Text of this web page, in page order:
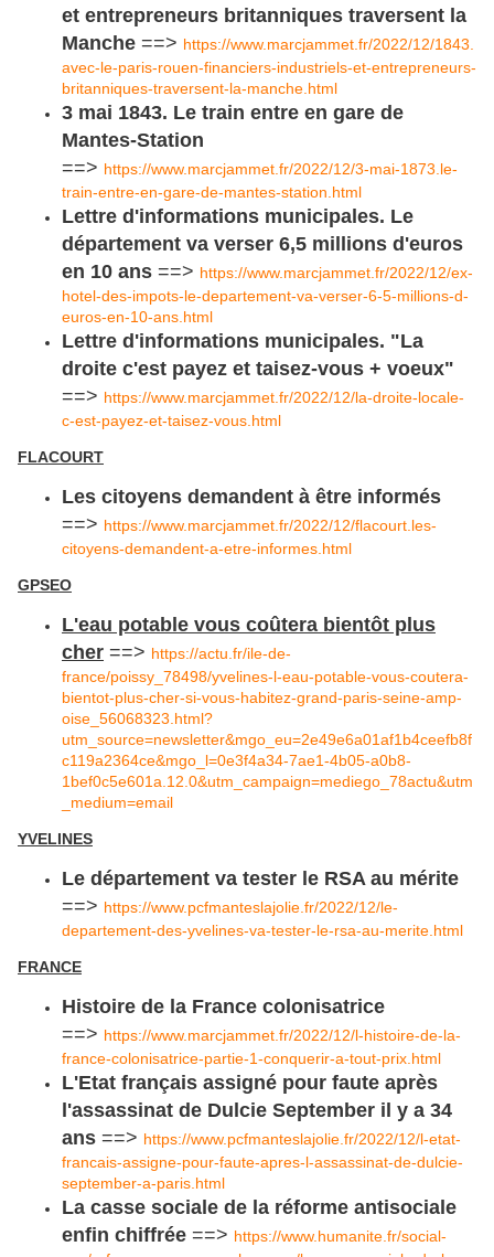
et entrepreneurs britanniques traversent la
Manche ==> https://www.marcjammet.fr/2022/12/1843.
avec-le-paris-rouen-financiers-industriels-et-entrepreneurs-
britanniques-traversent-la-manche.html
3 mai 1843. Le train entre en gare de
Mantes-Station
==> https://www.marcjammet.fr/2022/12/3-mai-1873.le-
train-entre-en-gare-de-mantes-station.html
Lettre d'informations municipales. Le
département va verser 6,5 millions d'euros
en 10 ans ==> https://www.marcjammet.fr/2022/12/ex-
hotel-des-impots-le-departement-va-verser-6-5-millions-d-
euros-en-10-ans.html
Lettre d'informations municipales. "La
droite c'est payez et taisez-vous + voeux"
==> https://www.marcjammet.fr/2022/12/la-droite-locale-
c-est-payez-et-taisez-vous.html
FLACOURT
Les citoyens demandent à être informés
==> https://www.marcjammet.fr/2022/12/flacourt.les-
citoyens-demandent-a-etre-informes.html
GPSEO
L'eau potable vous coûtera bientôt plus
cher ==> https://actu.fr/ile-de-
france/poissy_78498/yvelines-l-eau-potable-vous-coutera-
bientot-plus-cher-si-vous-habitez-grand-paris-seine-amp-
oise_56068323.html?
utm_source=newsletter&mgo_eu=2e49e6a01af1b4ceefb8f
c119a2364ce&mgo_l=0e3f4a34-7ae1-4b05-a0b8-
1bef0c5e601a.12.0&utm_campaign=mediego_78actu&utm
_medium=email
YVELINES
Le département va tester le RSA au mérite
==> https://www.pcfmanteslajolie.fr/2022/12/le-
departement-des-yvelines-va-tester-le-rsa-au-merite.html
FRANCE
Histoire de la France colonisatrice
==> https://www.marcjammet.fr/2022/12/l-histoire-de-la-
france-colonisatrice-partie-1-conquerir-a-tout-prix.html
L'Etat français assigné pour faute après
l'assassinat de Dulcie September il y a 34
ans ==> https://www.pcfmanteslajolie.fr/2022/12/l-etat-
francais-assigne-pour-faute-apres-l-assassinat-de-dulcie-
september-a-paris.html
La casse sociale de la réforme antisociale
enfin chiffrée ==> https://www.humanite.fr/social-